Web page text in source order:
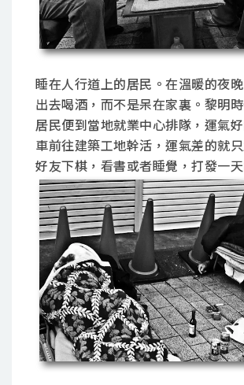
睡在人行道上的居民。在溫暖的夜
出去喝酒，而不是呆在家裏。黎明
居民便到當地就業中心排隊，運氣
車前往建築工地幹活，運氣差的就
好友下棋，看書或者睡覺，打發一